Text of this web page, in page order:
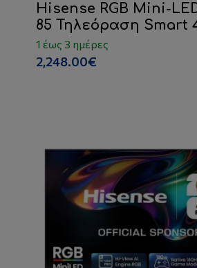
Hisense RGB Mini-
85 Τηλεόραση Smart
1 έως 3 ημέρες
2,248.00€